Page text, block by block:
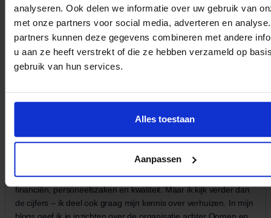
analyseren. Ook delen we informatie over uw gebruik van
met onze partners voor social media, adverteren en
partners kunnen deze gegevens combineren met andere
u aan ze heeft verstrekt of die ze hebben verzameld op
gebruik van hun services.
Alles toestaan
Aanpassen
bij het plannen, inpakken en vervoeren van al jouw
bezittingen. Kies voor gemak, kies voor
professionaliteit, kies voor Oomen Verhuizers!
Hi, ik ben Frans! 62 jaar en woon in Hilversum. Als CFO bij
Oomen Verhuizers houd ik me al 8 jaar bezig met alles rondom
financiën, personeelszaken en kwaliteit. Maar ik kijk verder dan
de cijfers – ik deel ook graag mijn kennis over verhuizen. In mijn
blogs geef ik je inzichten over de organisatie achter Oomen en